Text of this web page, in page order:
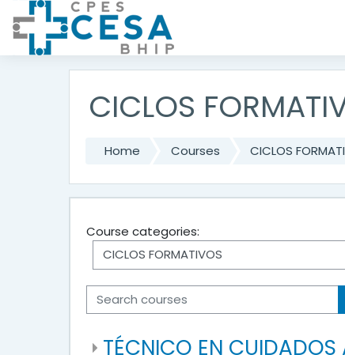
Skip to main content
CICLOS
Home Courses CICLOS
Course categories:
Search courses
TÉCNICO EN CUIDADOS